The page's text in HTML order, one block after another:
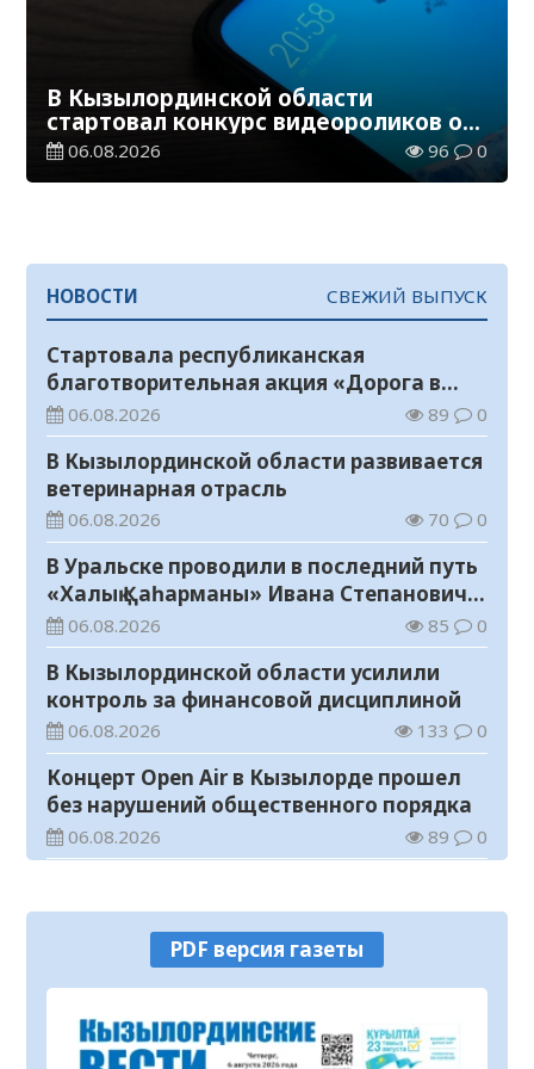
В Кызылординской области
стартовал конкурс видеороликов о
семейных ценностях и Конституции
06.08.2026 96 0
НОВОСТИ СВЕЖИЙ ВЫПУСК
Стартовала республиканская
благотворительная акция «Дорога в
школу»
06.08.2026 89 0
В Кызылординской области развивается
ветеринарная отрасль
06.08.2026 70 0
В Уральске проводили в последний путь
«Халық Қаһарманы» Ивана Степановича
Гапича
06.08.2026 85 0
В Кызылординской области усилили
контроль за финансовой дисциплиной
06.08.2026 133 0
Концерт Open Air в Кызылорде прошел
без нарушений общественного порядка
06.08.2026 89 0
конкурс видеороликов о семейных
ценностях и Конституции
06.08.2026
Соблюдение правил пожарной
безопасности – обязанность каждого
гражданина
06.08.2026 50
PDF версия газеты